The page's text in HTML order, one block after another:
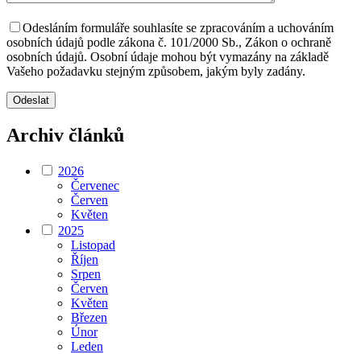
Odesláním formuláře souhlasíte se zpracováním a uchováním
osobních údajů podle zákona č. 101/2000 Sb., Zákon o ochraně
osobních údajů. Osobní údaje mohou být vymazány na základě
Vašeho požadavku stejným způsobem, jakým byly zadány.
Archiv článků
2026
Červenec
Červen
Květen
2025
Listopad
Říjen
Srpen
Červen
Květen
Březen
Únor
Leden